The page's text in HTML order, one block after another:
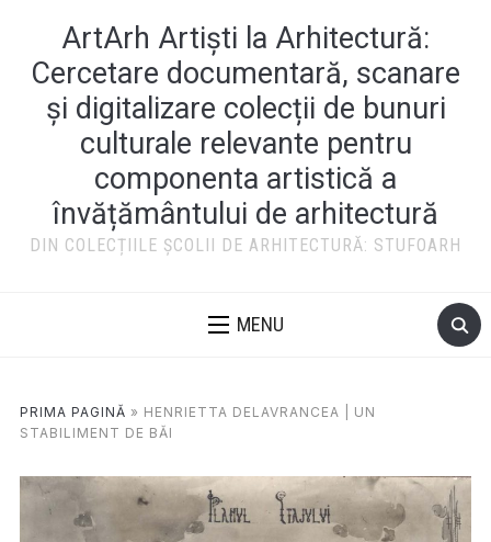
ArtArh Artiști la Arhitectură:
Cercetare documentară, scanare
și digitalizare colecții de bunuri
culturale relevante pentru
componenta artistică a
învățământului de arhitectură
DIN COLECȚIILE ȘCOLII DE ARHITECTURĂ: STUFOARH
MENU
PRIMA PAGINĂ » HENRIETTA DELAVRANCEA | UN
STABILIMENT DE BĂI